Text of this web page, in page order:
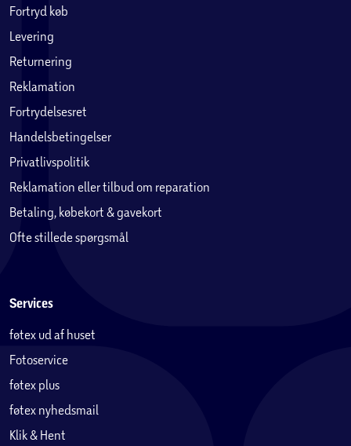
Fortryd køb
Levering
Returnering
Reklamation
Fortrydelsesret
Handelsbetingelser
Privatlivspolitik
Reklamation eller tilbud om reparation
Betaling, købekort & gavekort
Ofte stillede spørgsmål
Services
føtex ud af huset
Fotoservice
føtex plus
føtex nyhedsmail
Klik & Hent